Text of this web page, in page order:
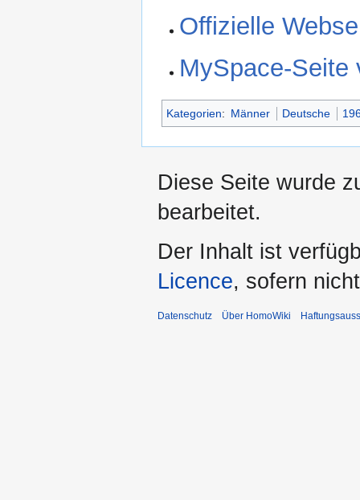
Offizielle
MySpace-Seite
Kategorien: Männer Deutsche
Diese Seite wurde
bearbeitet.
Der Inhalt ist
Licence, sofern
Datenschutz Über HomoWiki